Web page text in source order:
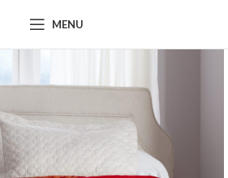
MENU